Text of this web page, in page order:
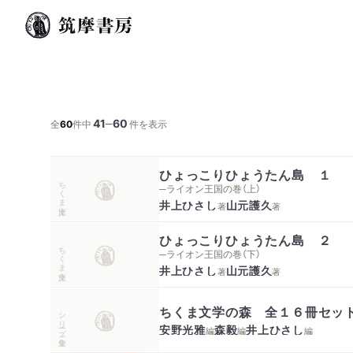
全60件中41─60件を表示
ちくま文庫
ひょっこりひょうたん島 １
─ライオン王国の巻（上）
井上ひさし著山元護久著
ちくま文庫
ひょっこりひょうたん島 ２
─ライオン王国の巻（下）
井上ひさし著山元護久著
シリーズ・全集 ちくま文学の森 全１６冊セッ
安野光雅編森毅編井上ひさし編